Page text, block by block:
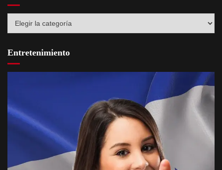
Entretenimiento